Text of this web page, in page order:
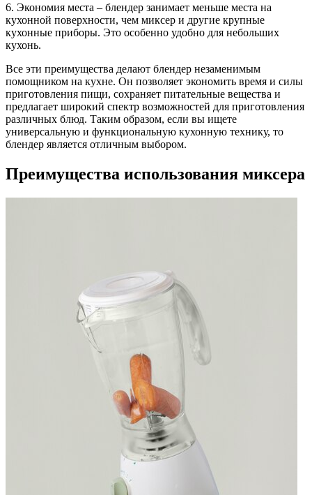
6. Экономия места – блендер занимает меньше места на
кухонной поверхности, чем миксер и другие крупные
кухонные приборы. Это особенно удобно для небольших
кухонь.
Все эти преимущества делают блендер незаменимым
помощником на кухне. Он позволяет экономить время и силы
приготовления пищи, сохраняет питательные вещества и
предлагает широкий спектр возможностей для приготовления
различных блюд. Таким образом, если вы ищете
универсальную и функциональную кухонную технику, то
блендер является отличным выбором.
Преимущества использования миксера